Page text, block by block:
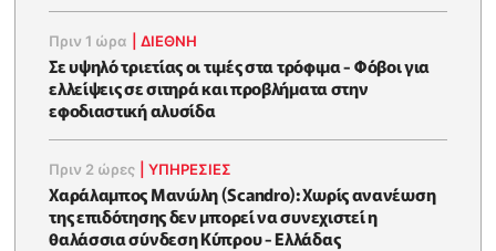
Πριν 1 ώρα |ΔΙΕΘΝΗ
Σε υψηλό τριετίας οι τιμές στα τρόφιμα - Φόβοι για
ελλείψεις σε σιτηρά και προβλήματα στην
εφοδιαστική αλυσίδα
Πριν 2 ώρες |ΥΠΗΡΕΣΙΕΣ
Χαράλαμπος Μανώλη (Scandro): Χωρίς ανανέωση
της επιδότησης δεν μπορεί να συνεχιστεί η
θαλάσσια σύνδεση Κύπρου - Ελλάδας